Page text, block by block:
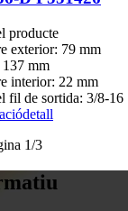
producte
exterior: 79 mm
mm
interior: 22 mm
fil de sortida: 3/8-16
detall
1/3